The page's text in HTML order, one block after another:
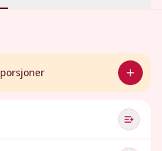
porsjoner